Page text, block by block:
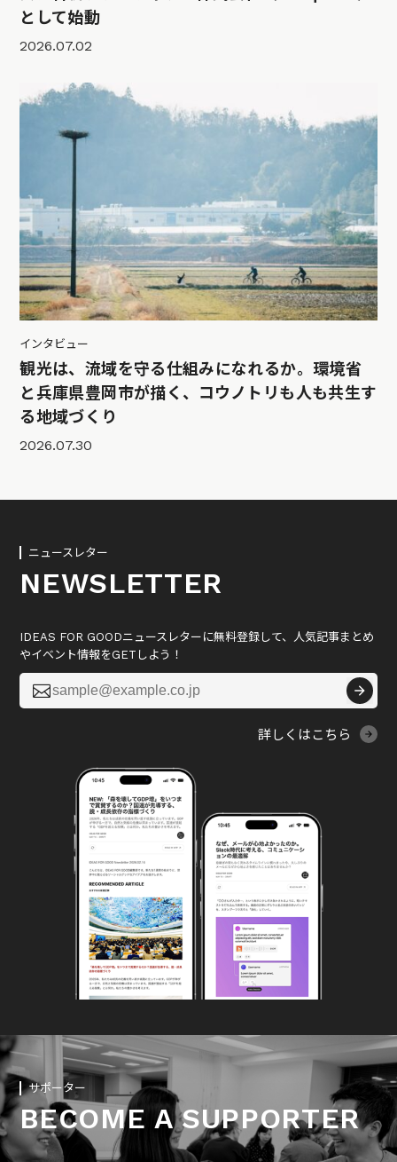
として始動
2026.07.02
インタビュー
観光は、流域を守る仕組みになれるか。環境省
と兵庫県豊岡市が描く、コウノトリも人も共生す
る地域づくり
2026.07.30
ニュースレター
NEWSLETTER
IDEAS FOR GOODニュースレターに無料登録して、人気記事まとめ
やイベント情報をGETしよう！

詳しくはこちら
サポーター
BECOME A SUPPORTER